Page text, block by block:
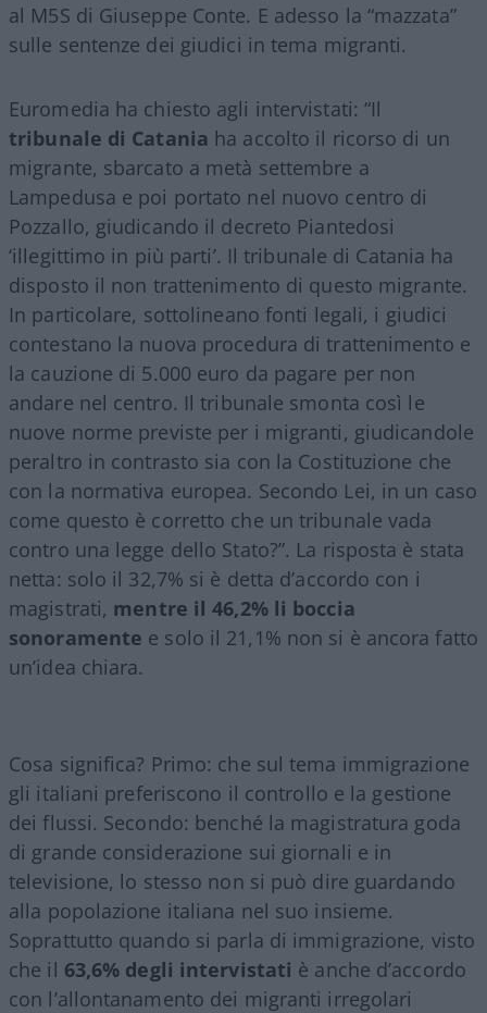
al M5S di Giuseppe Conte. E adesso la “mazzata”
sulle sentenze dei giudici in tema migranti.
Euromedia ha chiesto agli intervistati: “Il
tribunale di Catania ha accolto il ricorso di un
migrante, sbarcato a metà settembre a
Lampedusa e poi portato nel nuovo centro di
Pozzallo, giudicando il decreto Piantedosi
‘illegittimo in più parti’. Il tribunale di Catania ha
disposto il non trattenimento di questo migrante.
In particolare, sottolineano fonti legali, i giudici
contestano la nuova procedura di trattenimento e
la cauzione di 5.000 euro da pagare per non
andare nel centro. Il tribunale smonta così le
nuove norme previste per i migranti, giudicandole
peraltro in contrasto sia con la Costituzione che
con la normativa europea. Secondo Lei, in un caso
come questo è corretto che un tribunale vada
contro una legge dello Stato?”. La risposta è stata
netta: solo il 32,7% si è detta d’accordo con i
magistrati, mentre il 46,2% li boccia
sonoramente e solo il 21,1% non si è ancora fatto
un’idea chiara.
Cosa significa? Primo: che sul tema immigrazione
gli italiani preferiscono il controllo e la gestione
dei flussi. Secondo: benché la magistratura goda
di grande considerazione sui giornali e in
televisione, lo stesso non si può dire guardando
alla popolazione italiana nel suo insieme.
Soprattutto quando si parla di immigrazione, visto
che il 63,6% degli intervistati è anche d’accordo
con l’allontanamento dei migranti irregolari